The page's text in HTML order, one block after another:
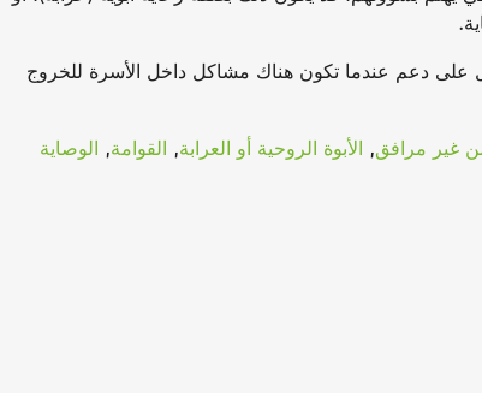
على دعم عندما تكون هناك مشاكل داخل الأسرة للخروج
غير مرافق, الأبوة الروحية أو العرابة, القوامة, الوصاية